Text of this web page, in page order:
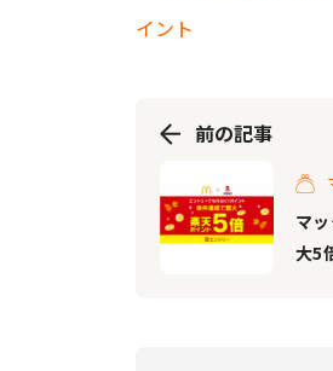
イント
前の記事
マ
大5